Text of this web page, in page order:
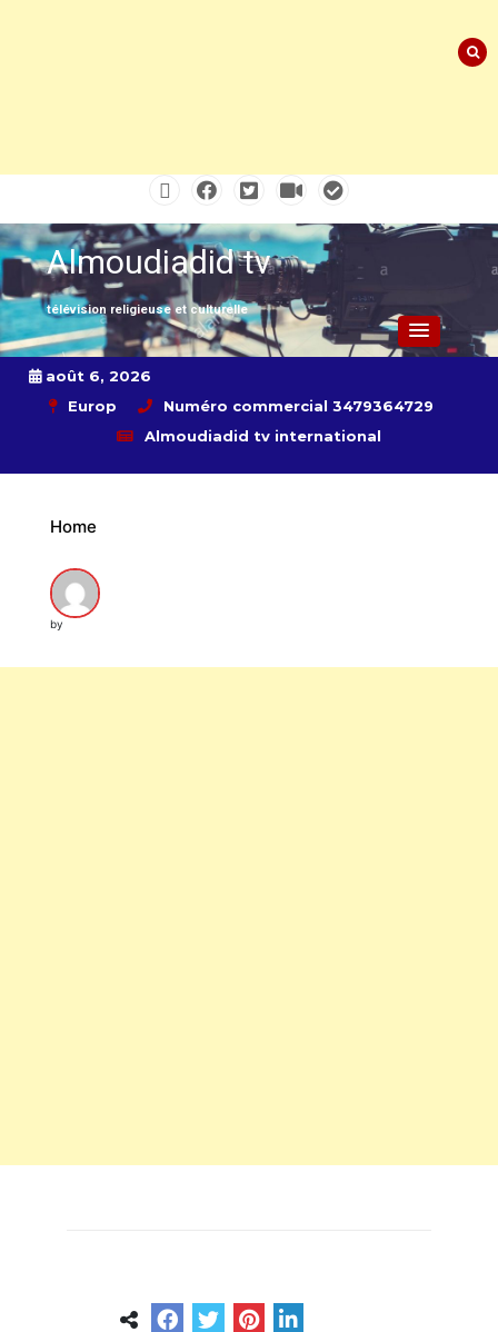
content
Almoudiadid tv
télévision religieuse et culturelle
août 6, 2026
Europ
Numéro commercial 3479364729
Almoudiadid tv international
Home
by